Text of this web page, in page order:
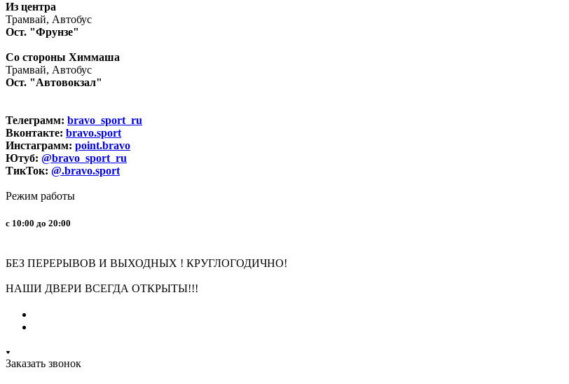
Из центра
Трамвай, Автобус
Ост. "Фрунзе"
Со стороны Химмаша
Трамвай, Автобус
Ост. "Автовокзал"
Телеграмм: bravo_sport_ru
Вконтакте: bravo.sport
Инстаграмм: point.bravo
Ютуб: @bravo_sport_ru
ТикТок: @.bravo.sport
Режим работы
с 10:00 до 20:00
БЕЗ ПЕРЕРЫВОВ И ВЫХОДНЫХ ! КРУГЛОГОДИЧНО!
НАШИ ДВЕРИ ВСЕГДА ОТКРЫТЫ!!!
Заказать звонок